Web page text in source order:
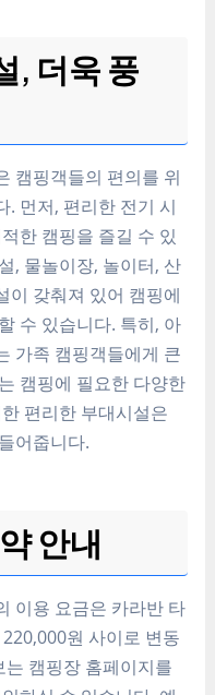
, 더욱 풍
캠핑객들의 편의를 위
. 먼저, 편리한 전기 시
한 캠핑을 즐길 수 있
, 물놀이장, 놀이터, 산
이 갖춰져 있어 캠핑에
수 있습니다. 특히, 아
가족 캠핑객들에게 큰
캠핑에 필요한 다양한
편리한 부대시설은
어줍니다.
안내
이용 요금은 카라반 타
원 사이로 변동
캠핑장 홈페이지를